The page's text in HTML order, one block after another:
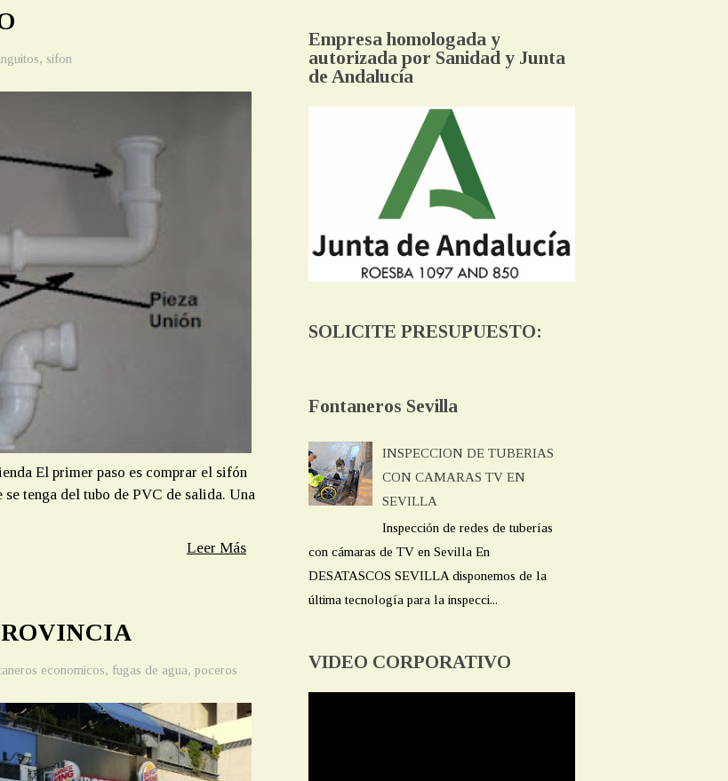
, sifon
El primer paso es comprar el sifón
tenga del tubo de PVC de salida. Una
Leer Más
economicos, fugas de agua, poceros
Empresa homologada y
autorizada por Sanidad y Junta
de Andalucía
SOLICITE PRESUPUESTO:
Fontaneros Sevilla
INSPECCION DE TUBERIAS
CON CAMARAS TV EN
SEVILLA
Inspección de redes de tuberías
con cámaras de TV en Sevilla En
DESATASCOS SEVILLA disponemos de la
última tecnología para la inspecci...
VIDEO CORPORATIVO